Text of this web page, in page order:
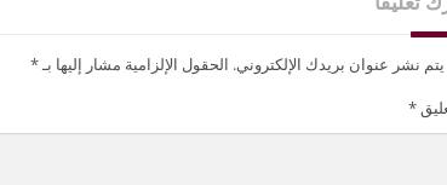
نشر عنوان بريدك الإلكتروني. الحقول الإلزامية مشار إليها بـ*
*